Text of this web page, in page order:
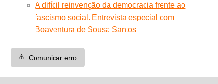
A difícil reinvenção da democracia frente ao
fascismo social. Entrevista especial com
Boaventura de Sousa Santos
⚠️ Comunicar erro